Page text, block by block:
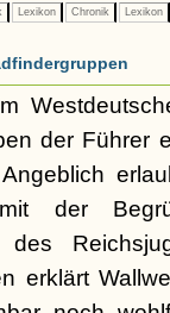
Lexikon Chronik Lexikon
der Führer
der
erklärt